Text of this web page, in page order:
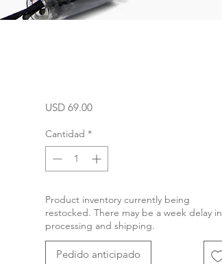
USD 69.00Precio
Cantidad *
Product inventory currently being
restocked. There may be a week delay in
processing and shipping.
Pedido anticipado